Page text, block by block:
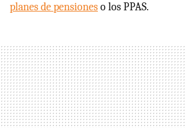
planes de pensioneso los PPAS.